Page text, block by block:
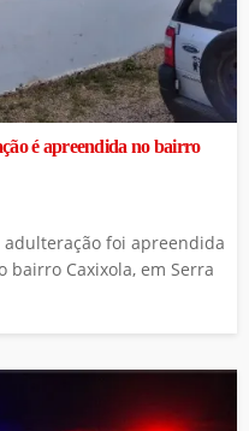
é apreendida no bairro
foi apreendida
bairro Caxixola, em Serra